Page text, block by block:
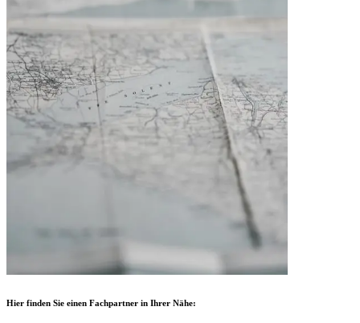
Hier finden Sie einen Fachpartner in Ihrer Nähe: